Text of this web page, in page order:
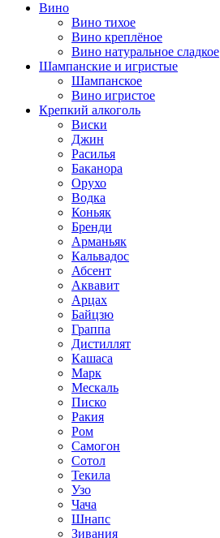
Вино
Вино тихое
Вино креплёное
Вино натуральное сладкое
Шампанские и игристые
Шампанское
Вино игристое
Крепкий алкоголь
Виски
Джин
Расилья
Баканора
Орухо
Водка
Коньяк
Бренди
Арманьяк
Кальвадос
Абсент
Аквавит
Арцах
Байцзю
Граппа
Дистиллят
Кашаса
Марк
Мескаль
Писко
Ракия
Ром
Самогон
Сотол
Текила
Узо
Чача
Шнапс
Зивания